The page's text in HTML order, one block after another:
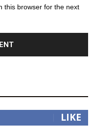
this browser for the next
LIKE